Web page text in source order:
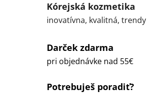
Kórejská kozmetika
inovatívna, kvalitná, trendy
Darček zdarma
pri objednávke nad 55€
Potrebuješ poradiť?